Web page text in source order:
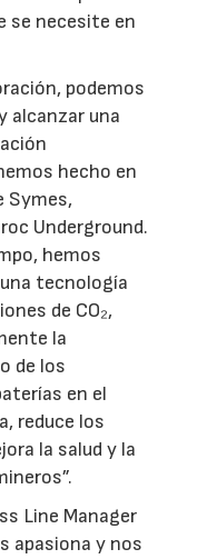
se necesite en
podemos
alcanzar una
hecho en
Symes,
Underground.
hemos
tecnología
de CO₂,
la
de los
en el
reduce los
la salud y la
Line Manager
apasiona y nos